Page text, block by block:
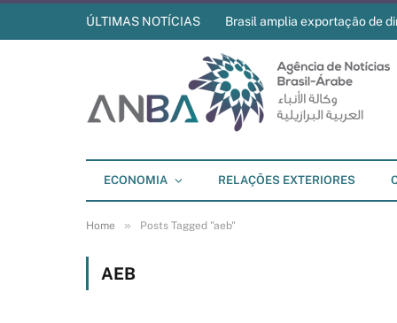
ÚLTIMAS NOTÍCIAS Brasil amplia exportação de
ECONOMIA RELAÇÕES EXTERIORES
Home » Posts Tagged "aeb"
AEB